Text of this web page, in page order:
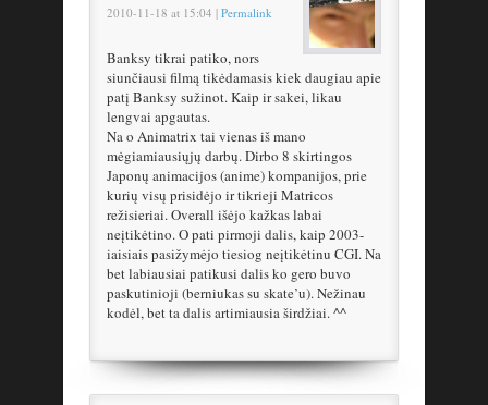
2010-11-18 at 15:04 | Permalink
Banksy tikrai patiko, nors
siunčiausi filmą tikėdamasis kiek daugiau apie
patį Banksy sužinot. Kaip ir sakei, likau
lengvai apgautas.
Na o Animatrix tai vienas iš mano
mėgiamiausiųjų darbų. Dirbo 8 skirtingos
Japonų animacijos (anime) kompanijos, prie
kurių visų prisidėjo ir tikrieji Matricos
režisieriai. Overall išėjo kažkas labai
neįtikėtino. O pati pirmoji dalis, kaip 2003-
iaisiais pasižymėjo tiesiog neįtikėtinu CGI. Na
bet labiausiai patikusi dalis ko gero buvo
paskutinioji (berniukas su skate’u). Nežinau
kodėl, bet ta dalis artimiausia širdžiai. ^^